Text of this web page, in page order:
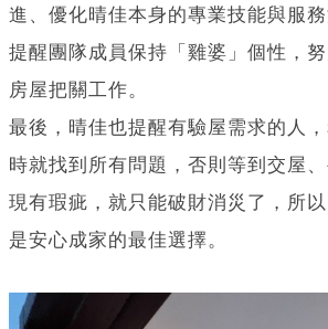
進、優化晴佳本身的專業技能與服
提醒團隊成員保持「雞婆」個性，
房屋把關工作。
最後，晴佳也提醒有驗屋需求的人
時就找到所有問題，否則等到交屋
現有瑕疵，就只能破財消災了，所
是安心成家的最佳選擇。